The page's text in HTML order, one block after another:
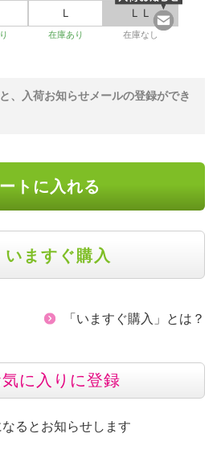
Ｌ
在庫あり
ＬＬ
在庫なし
、入荷お知らせメールの登録ができ
トに入れる
いますぐ購入
「いますぐ購入」とは？
に入りに登録
るとお知らせします